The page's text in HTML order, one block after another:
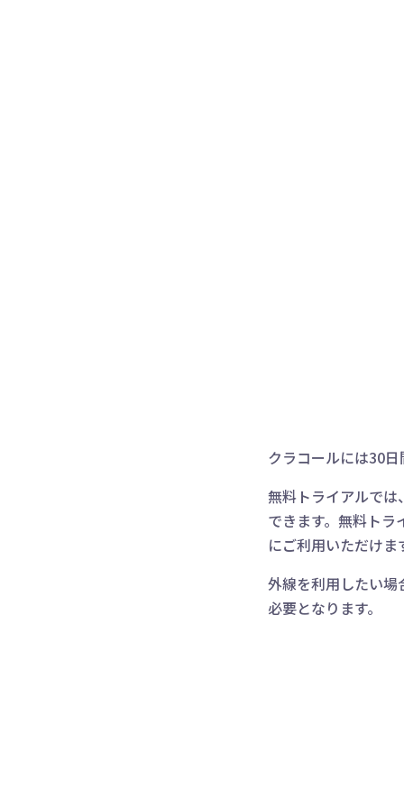
クラコールには30日
無料トライアルで
できます。無料ト
にご利用いただけま
外線を利用したい
必要となります。